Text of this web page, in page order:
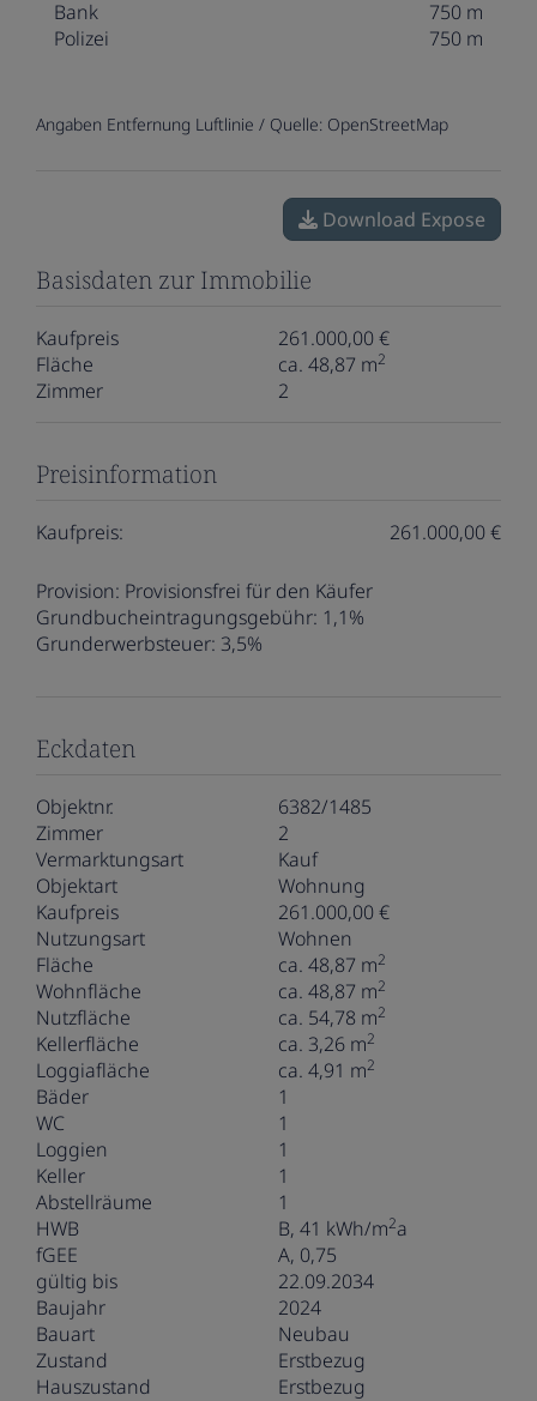
Bank
750 m
Polizei
750 m
Angaben Entfernung Luftlinie / Quelle: OpenStreetMap
Download Expose
Basisdaten zur Immobilie
Kaufpreis
261.000,00 €
Fläche
ca. 48,87 m2
Zimmer 2
Preisinformation
Kaufpreis: 261.000,00 €
Provision: Provisionsfrei für den Käufer
Grundbucheintragungsgebühr: 1,1%
Grunderwerbsteuer: 3,5%
Eckdaten
Objektnr.
6382/1485
Zimmer
2
Vermarktungsart
Kauf
Objektart
Wohnung
Kaufpreis
261.000,00 €
Nutzungsart
Wohnen
Fläche
ca. 48,87 m2
Wohnfläche ca. 48,87 m2
Nutzfläche ca. 54,78 m2
Kellerfläche ca. 3,26 m2
Loggiafläche ca. 4,91 m2
Bäder
1
WC
1
Loggien
1
Keller
1
Abstellräume
1
HWB
B, 41 kWh/m2a
fGEE
A, 0,75
gültig bis
22.09.2034
Baujahr
2024
Bauart
Neubau
Zustand
Erstbezug
Hauszustand
Erstbezug